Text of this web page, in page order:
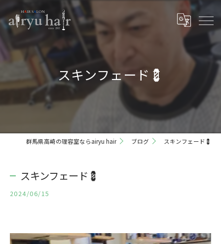
スキンフェード💈
群馬県高崎の理容室ならairyu hair ブログ スキンフェード💈
スキンフェード💈
2024/06/15